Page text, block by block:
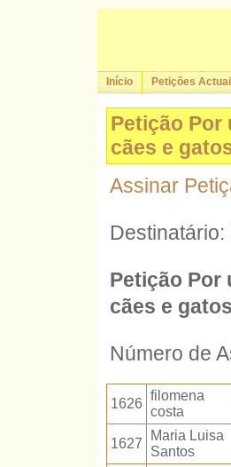
Início Petições
Petição Por
cães e
Assinar
Petição Por
cães e gatos
Número de
1626
filomena
costa
1627
Maria Luisa
Santos